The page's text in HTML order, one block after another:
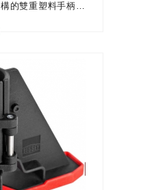
的雙重塑料手柄
伸出和縮回
夾持力